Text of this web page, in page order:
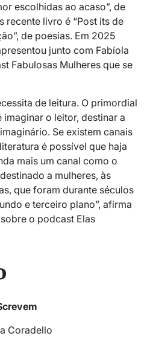
escolhidas ao acaso”, de
recente livro é “Post its de
de poesias. Em 2025
junto com Fabíola
Fabulosas Mulheres que se
de leitura. O primordial
imaginar o leitor, destinar a
Se existem canais
é possível que haja
mais um canal como o
a mulheres, às
que foram durante séculos
e terceiro plano”, afirma
o podcast Elas
Coradello